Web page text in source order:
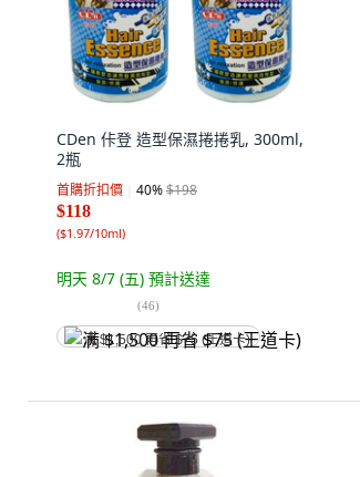
CDen 佧登 造型保濕捲捲乳, 300ml,
2瓶
首購折扣價 40%$198
$118
($1.97/10ml)
明天 8/7 (五) 預計送達
(46)
满 $1,500 再省 $75 (王道卡)